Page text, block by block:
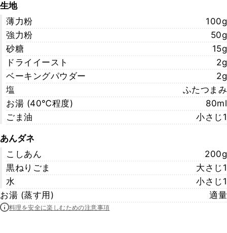
生地
薄力粉
100g
強力粉
50g
砂糖
15g
ドライイースト
2g
ベーキングパウダー
2g
塩
ふたつまみ
お湯 (40℃程度)
80ml
ごま油
小さじ1
あんダネ
こしあん
200g
黒ねりごま
大さじ1
水
小さじ1
お湯 (蒸す用)
適量
料理を安全に楽しむための注意事項